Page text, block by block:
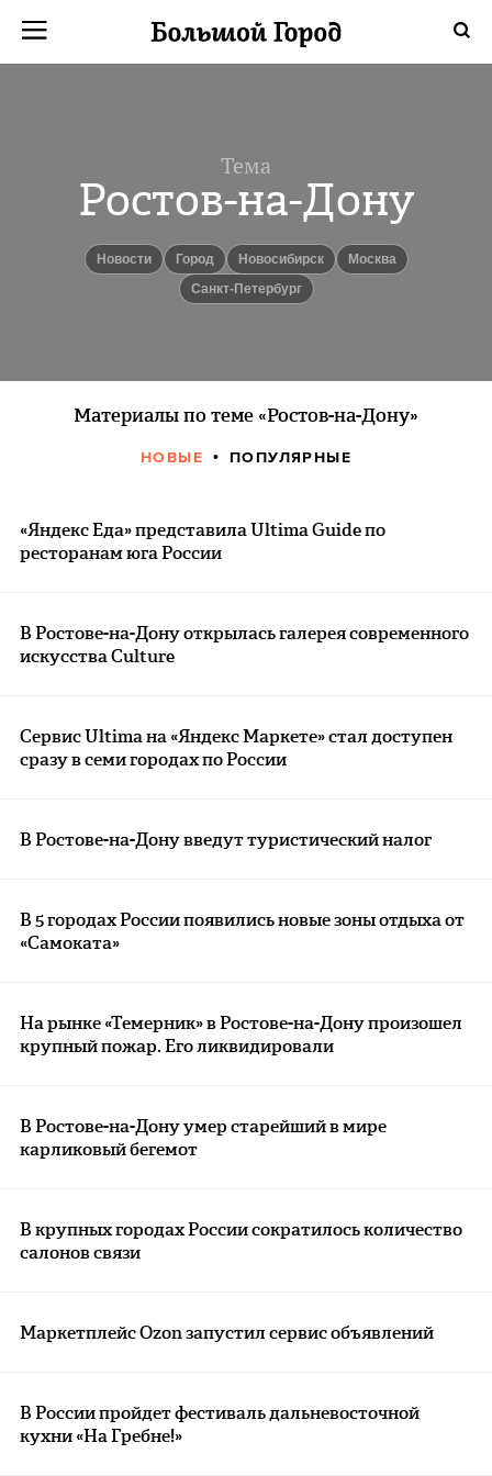
Тема
Ростов-на-Дону
новости город Новосибирск
Москва
Санкт-Петербург
Материалы по теме «Ростов-на-Дону»
НОВЫЕ ПОПУЛЯРНЫЕ
«Яндекс Еда» представила Ultima Guide по
ресторанам юга России
В Ростове-на-Дону открылась галерея современного
искусства Culture
Сервис Ultima на «Яндекс Маркете» стал доступен
сразу в семи городах по России
В Ростове-на-Дону введут туристический налог
В 5 городах России появились новые зоны отдыха от
«Самоката»
На рынке «Темерник» в Ростове-на-Дону произошел
крупный пожар. Его ликвидировали
В Ростове-на-Дону умер старейший в мире
карликовый бегемот
В крупных городах России сократилось количество
салонов связи
Маркетплейс Ozon запустил сервис объявлений
В России пройдет фестиваль дальневосточной
кухни «На Гребне!»